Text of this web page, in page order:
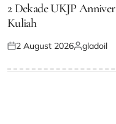
2 Dekade UKJP
Kuliah
Posted
2 August 2026Posted
gladoil